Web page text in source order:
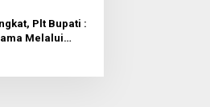
Plt Bupati :
Melalui